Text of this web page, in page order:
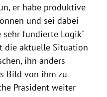
er habe produktive
und sei dabei
fundierte Logik"
die aktuelle Situation
ihn anders
Bild von ihm zu
Präsident weiter